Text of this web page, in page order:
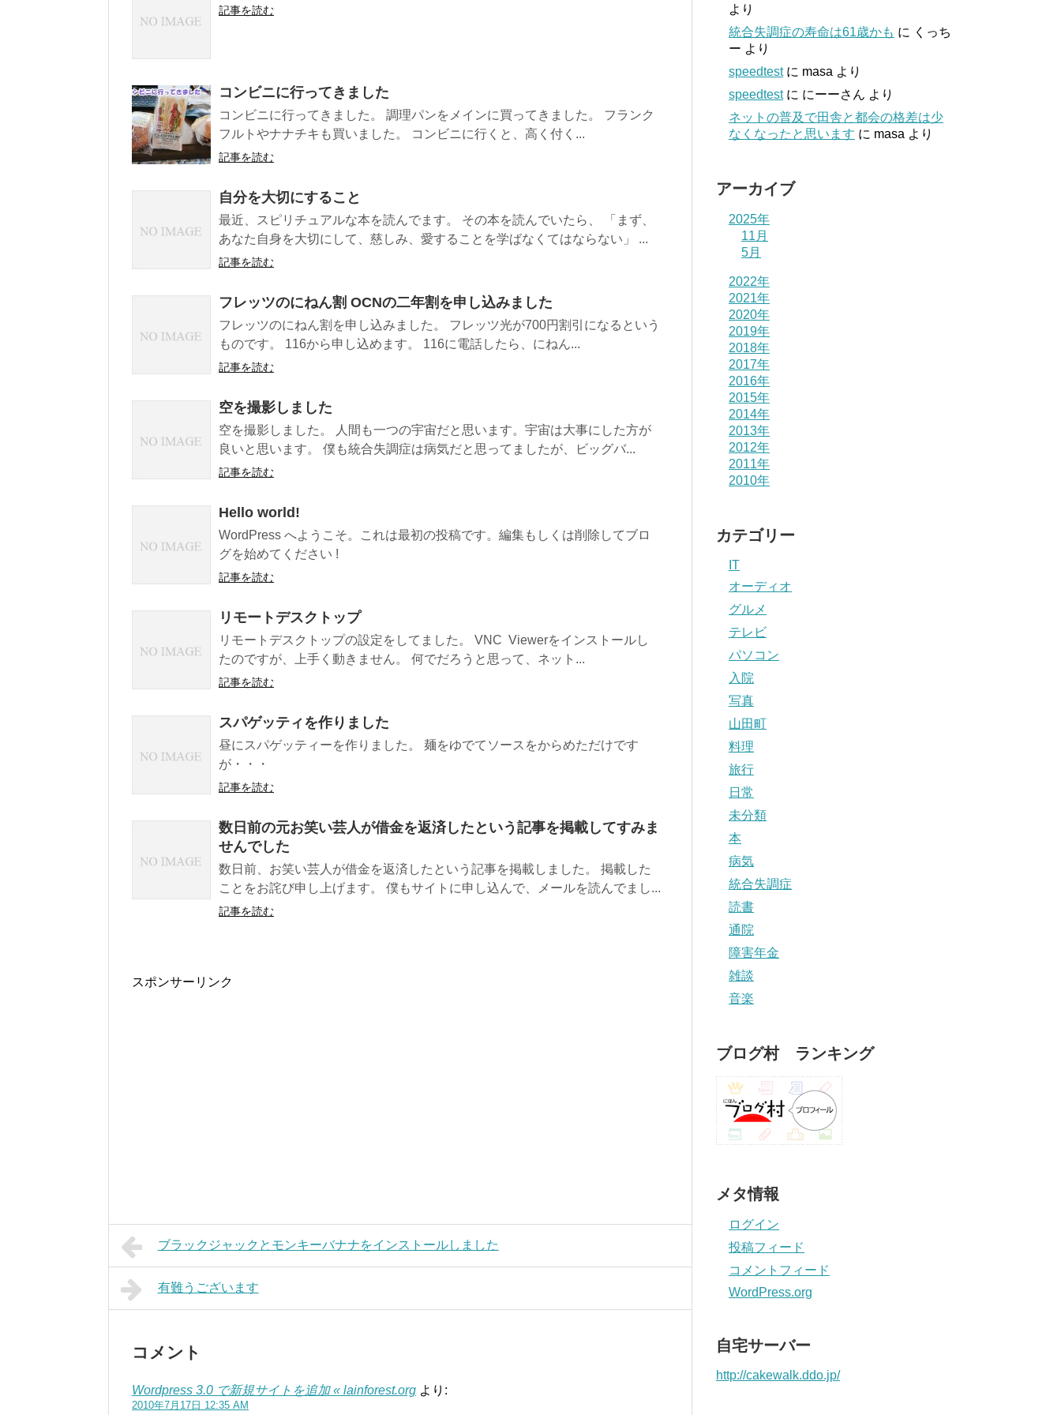
記事を読む
コンビニに行ってきました
コンビニに行ってきました。 調理パンをメインに買ってきました。 フランク
フルトやナナチキも買いました。 コンビニに行くと、高く付く...
記事を読む
自分を大切にすること
最近、スピリチュアルな本を読んでます。 その本を読んでいたら、 「まず、
あなた自身を大切にして、慈しみ、愛することを学ばなくてはならない」 ...
記事を読む
フレッツのにねん割 OCNの二年割を申し込みました
フレッツのにねん割を申し込みました。 フレッツ光が700円割引になるという
ものです。 116から申し込めます。 116に電話したら、にねん...
記事を読む
空を撮影しました
空を撮影しました。 人間も一つの宇宙だと思います。宇宙は大事にした方が
良いと思います。 僕も統合失調症は病気だと思ってましたが、ビッグバ...
記事を読む
Hello world!
WordPress へようこそ。これは最初の投稿です。編集もしくは削除してブロ
グを始めてください !
記事を読む
リモートデスクトップ
リモートデスクトップの設定をしてました。 VNC Viewerをインストールし
たのですが、上手く動きません。 何でだろうと思って、ネット...
記事を読む
スパゲッティを作りました
昼にスパゲッティーを作りました。 麺をゆでてソースをからめただけです
が・・・
記事を読む
数日前の元お笑い芸人が借金を返済したという記事を掲載してすみま
せんでした
数日前、お笑い芸人が借金を返済したという記事を掲載しました。 掲載した
ことをお詫び申し上げます。 僕もサイトに申し込んで、メールを読んでまし...
記事を読む
スポンサーリンク
ブラックジャックとモンキーバナナをインストールしました
有難うございます
コメント
Wordpress 3.0 で新規サイトを追加 « lainforest.org より:
2010年7月17日 12:35 AM
より
統合失調症の寿命は61歳かも に くっち
ー より
speedtestに masa より
speedtestに にーーさん より
ネットの普及で田舎と都会の格差は少
なくなったと思います に masa より
アーカイブ
2025年
11月
5月
2022年
2021年
2020年
2019年
2018年
2017年
2016年
2015年
2014年
2013年
2012年
2011年
2010年
カテゴリー
IT
オーディオ
グルメ
テレビ
パソコン
入院
写真
山田町
料理
旅行
日常
未分類
本
病気
統合失調症
読書
通院
障害年金
雑談
音楽
ブログ村 ランキング
メタ情報
ログイン
投稿フィード
コメントフィード
WordPress.org
自宅サーバー
http://cakewalk.ddo.jp/